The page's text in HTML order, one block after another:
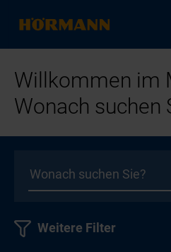
Willkommen im
Wonach suchen
Weitere Filter